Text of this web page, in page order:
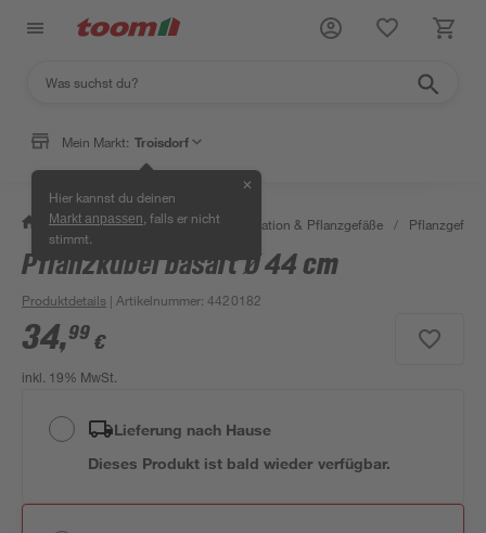
Mein Markt: Troisdorf
Hier kannst du deinen
Markt anpassen , falls er nicht
stimmt.
✕
/ Garten & Freizeit / Gartendekoration & Pflanzgefäße /
Pflanzkübel basalt Ø 44 cm
Produktdetails | Artikelnummer:4420182
34,99 €
inkl. 19% MwSt.
Lieferung nach Hause
Dieses Produkt ist bald wieder verfügbar.